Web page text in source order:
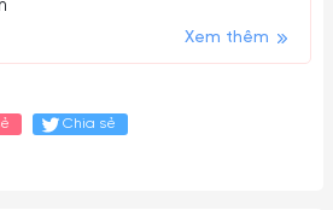
Xem thêm
Chia sẻ